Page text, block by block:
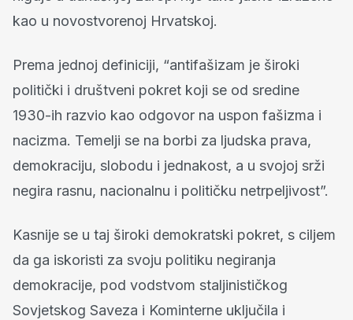
kao u novostvorenoj Hrvatskoj.
Prema jednoj definiciji, “antifašizam je široki
politički i društveni pokret koji se od sredine
1930-ih razvio kao odgovor na uspon fašizma i
nacizma. Temelji se na borbi za ljudska prava,
demokraciju, slobodu i jednakost, a u svojoj srži
negira rasnu, nacionalnu i političku netrpeljivost”.
Kasnije se u taj široki demokratski pokret, s ciljem
da ga iskoristi za svoju politiku negiranja
demokracije, pod vodstvom staljinističkog
Sovjetskog Saveza i Kominterne uključila i